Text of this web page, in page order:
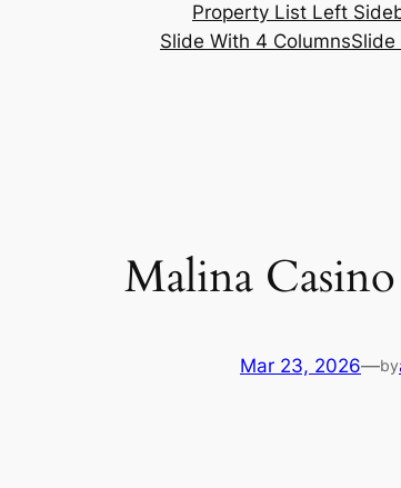
Property List Left
Slide With 4 ColumnsSlide
Malina
Mar 23, 2026—by